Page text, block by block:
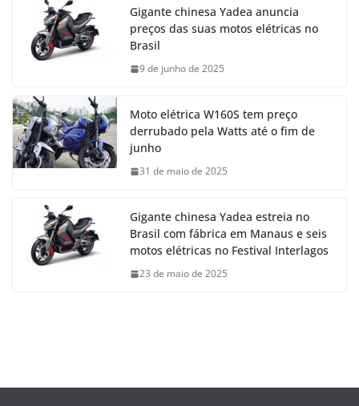
Gigante chinesa Yadea anuncia
preços das suas motos elétricas no
Brasil
9 de junho de 2025
Moto elétrica W160S tem preço
derrubado pela Watts até o fim de
junho
31 de maio de 2025
Gigante chinesa Yadea estreia no
Brasil com fábrica em Manaus e seis
motos elétricas no Festival Interlagos
23 de maio de 2025